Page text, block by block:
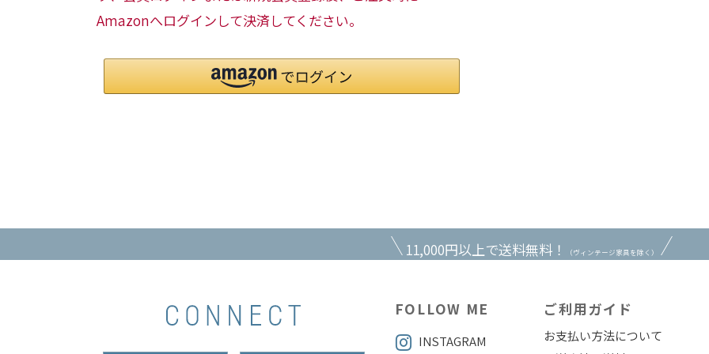
Amazonへログインして決済してください。
11,000円以上で送料無料！ （ヴィンテージ家具を除く）
FOLLOW ME
INSTAGRAM
ご利用ガイド
お支払い方法について